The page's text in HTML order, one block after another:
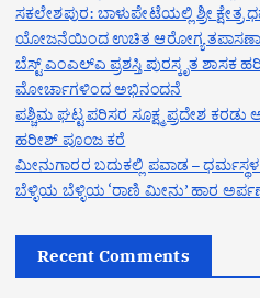
ಸಕಲೇಶಪುರ: ಬಾಳುಪೇಟೆಯಲ್ಲಿ ಶ್ರೀ ಕ್ಷೇತ್ರ
ಯೋಜನೆಯಿಂದ ಉಚಿತ ಆರೋಗ್ಯ
ಬೆಸ್ಟ್ ಎಂಎಲ್ಎ ಪ್ರಶಸ್ತಿ ಪುರಸ್ಕೃತ ಶಾಸಕ
ಮೋರ್ಚಾಗಳಿಂದ ಅಭಿನಂದನೆ
ಪಶ್ಚಿಮ ಘಟ್ಟ ಪರಿಸರ ಸೂಕ್ಷ್ಮ ಪ್ರದೇಶ
ಹರೀಶ್ ಪೂಂಜ ಕರೆ
ಮೀನುಗಾರರ ಬದುಕಲ್ಲಿ ಪವಾಡ – ಧರ್ಮಸ್ಥಳ
ಬೆಳ್ಳಿಯ ಬೆಳ್ಳಿಯ ‘ರಾಣಿ ಮೀನು’ ಹಾರ
Recent Comments